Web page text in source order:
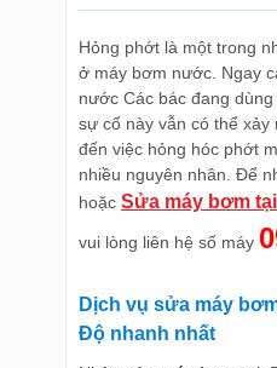
Hỏng phớt là một trong
ở máy bơm nước. Ngay
nước Các bác đang
sự cố này vẫn có thể xảy
đến việc hỏng hóc phớt
nhiều nguyên nhân. Để
hoặc Sửa máy bơm
vui lòng liên hệ số máy
Dịch vụ sửa máy
Độ nhanh nhất